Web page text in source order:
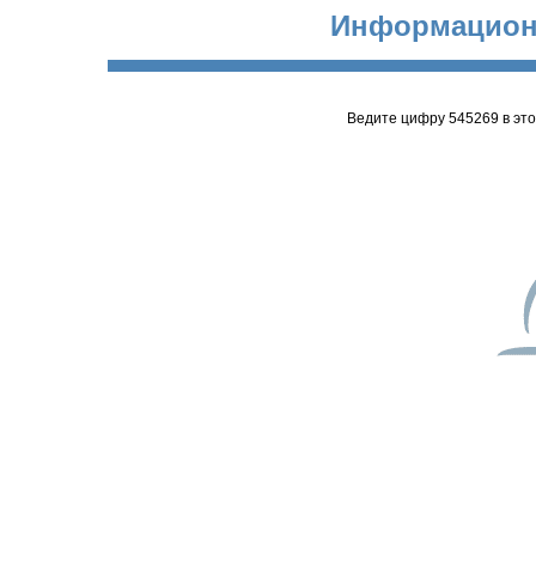
Ведите цифру 545269 в